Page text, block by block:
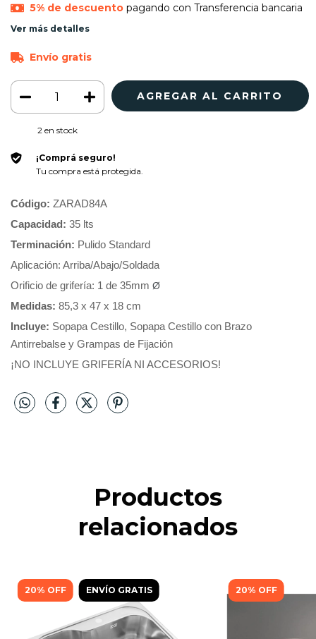
5% de descuentopagando con Transferencia bancaria
Ver más detalles
Envío gratis
2en stock
¡Comprá seguro!
Tu compra está protegida.
Código: ZARAD84A
Capacidad: 35 lts
Terminación: Pulido Standard
Aplicación: Arriba/Abajo/Soldada
Orificio de grifería: 1 de 35mm Ø
Medidas: 85,3 x 47 x 18 cm
Incluye: Sopapa Cestillo, Sopapa Cestillo con Brazo
Antirrebalse y Grampas de Fijación
¡NO INCLUYE GRIFERÍA NI ACCESORIOS!
Productos
relacionados
20% OFF ENVÍO GRATIS 20% OFF